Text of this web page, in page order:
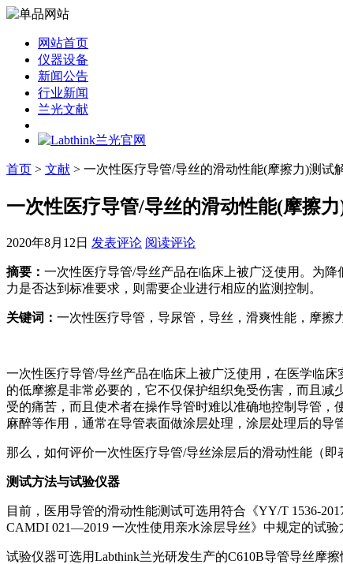
网站首页
仪器设备
新闻公告
行业新闻
兰光文献
首页 > 文献 > 一次性医疗导管/导丝的滑动性能(摩擦力)测试
一次性医疗导管/导丝的滑动性能(摩擦
2020年8月12日 发表评论 阅读评论
摘要： 一次性医疗导管/导丝产品在临床上被广泛使用。为
力是否达到标准要求，则需要企业进行相应的监测控制。
关键词： 一次性医疗导管，导尿管，导丝，滑爽性能，摩擦
一次性医疗导管/导丝产品在临床上被广泛使用，在医学临
的低摩擦是非常必要的，它不仅保护组织免受伤害，而且
受的痛苦，而且使术者在操作导管时难以准确地控制导管，
麻醉等作用，通常在导管表面做涂层处理，涂层处理后的导
那么，如何评价一次性医疗导管/导丝涂层后的滑动性能（
测试方法与试验仪器
目前，医用导管的滑动性能测试可选用符合《YY/T 1536-
CAMDI 021—2019 一次性使用亲水涂层导丝》中规定的试验
试验仪器可选用Labthink兰光研发生产的C610B导管导丝摩